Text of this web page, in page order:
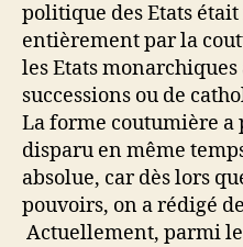
politique des Etats
entièrement par la
les Etats monarchiques
successions ou de
La forme coutumière a
disparu en même
absolue, car dès lors
pouvoirs, on a rédigé
Actuellement, parmi